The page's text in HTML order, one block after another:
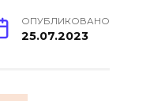
ОПУБЛИКОВАНО
25.07.2023